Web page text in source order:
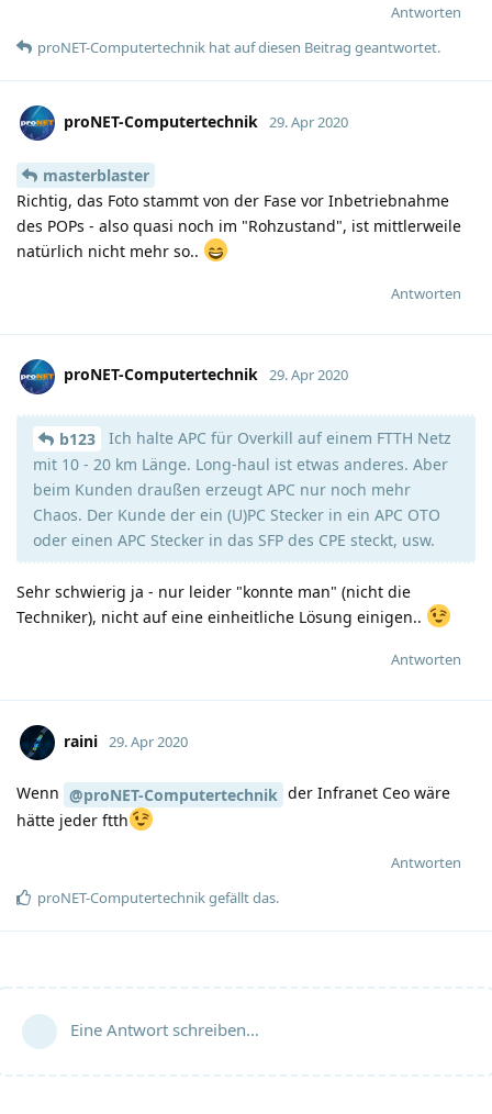
Antworten
proNET-Computertechnik hatauf diesen Beitrag geantwortet.
proNET-Computertechnik 29. Apr 2020
masterblaster
Richtig, das Foto stammt von der Fase vor Inbetriebnahme
des POPs - also quasi noch im "Rohzustand", ist mittlerweile
natürlich nicht mehr so..
Antworten
proNET-Computertechnik 29. Apr 2020
b123
Ich halte APC für Overkill auf einem FTTH Netz
mit 10 - 20 km Länge. Long-haul ist etwas anderes. Aber
beim Kunden draußen erzeugt APC nur noch mehr
Chaos. Der Kunde der ein (U)PC Stecker in ein APC OTO
oder einen APC Stecker in das SFP des CPE steckt, usw.
Sehr schwierig ja - nur leider "konnte man" (nicht die
Techniker), nicht auf eine einheitliche Lösung einigen..
Antworten
raini 29. Apr 2020
Wenn @proNET-Computertechnik der Infranet Ceo wäre
hätte jeder ftth
Antworten
proNET-Computertechnikgefällt das.
Eine Antwort schreiben…